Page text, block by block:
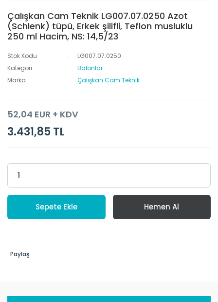
Çalışkan Cam Teknik LG007.07.0250 Azot
(Schlenk) tüpü, Erkek şilifli, Teflon musluklu
250 ml Hacim, NS: 14,5/23
Stok Kodu
LG007.07.0250
Kategori
Balonlar
Marka
Çalışkan Cam Teknik
52,04 EUR + KDV
3.431,85 TL
Sepete Ekle Hemen Al
Paylaş